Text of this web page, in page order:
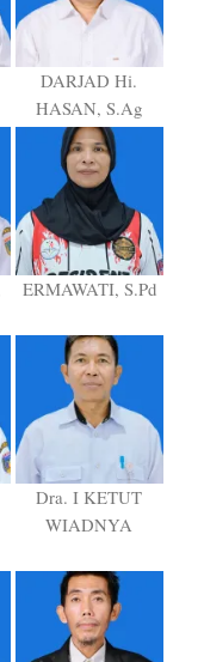
DARJAD Hi.
HASAN, S.Ag
ERMAWATI, S.Pd
Dra. I KETUT
WIADNYA